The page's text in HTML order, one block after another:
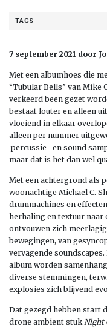
TAGS
7 september 2021 door
Met een albumhoes die
“Tubular Bells” van
verkeerd been gezet
bestaat louter en alleen
vloeiend in elkaar
alleen per nummer
percussie- en sound
maar dat is het dan wel
Met een achtergrond als
woonachtige Michael C.
drummachines en
herhaling en textuur
ontvouwen zich
bewegingen, van
vervagende
album worden
diverse stemmingen,
explosies zich blijvend
Dat gezegd hebben start
drone ambient stuk Night